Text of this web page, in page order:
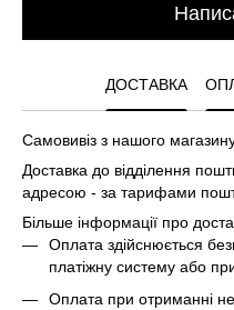
ДОСТАВКА
Самовивіз з нашого
Доставка до відділення
адресою - за тарифами
Більше інформації про
Оплата здійснюється
платіжну систему або
Оплата при отриманні